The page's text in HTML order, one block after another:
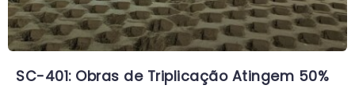
SC-401: Obras de Triplicação Atingem 50%